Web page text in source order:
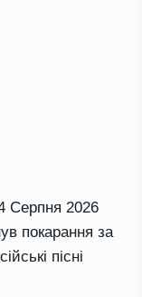
Серпня 2026
покарання за
пісні